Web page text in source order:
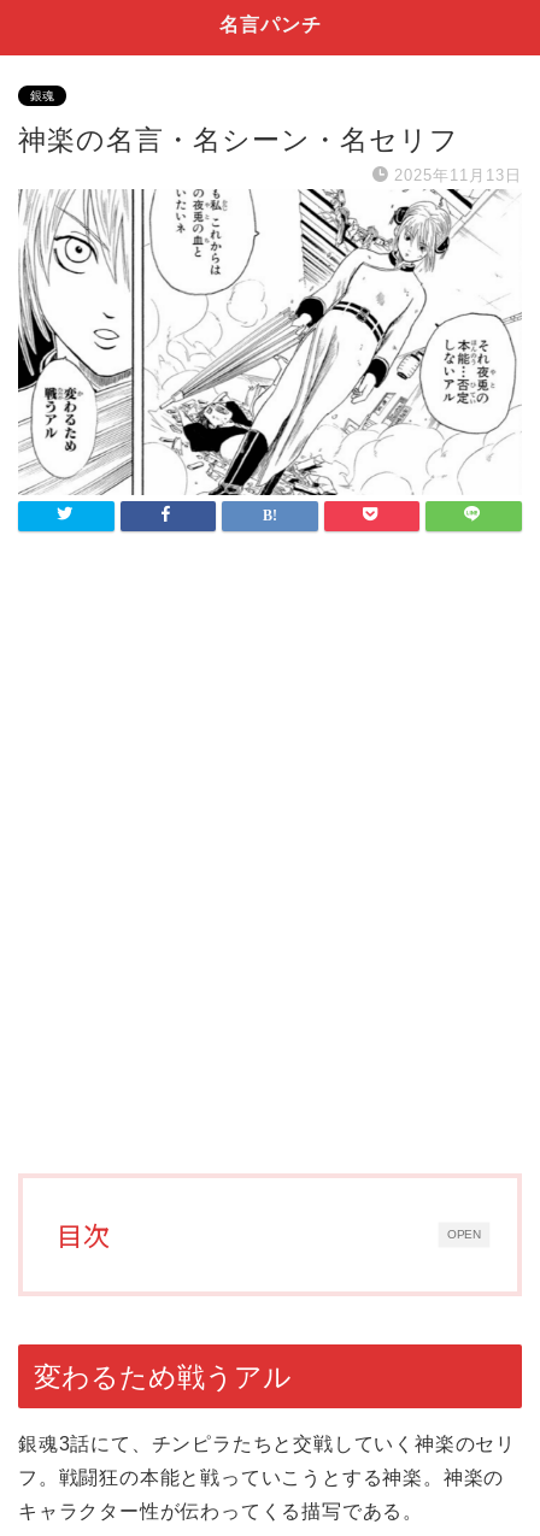
名言パンチ
銀魂
神楽の名言・名シーン・名セリフ
2025年11月13日
OPEN
目次
変わるため戦うアル
銀魂3話にて、チンピラたちと交戦していく神楽のセリ
フ。戦闘狂の本能と戦っていこうとする神楽。神楽の
キャラクター性が伝わってくる描写である。